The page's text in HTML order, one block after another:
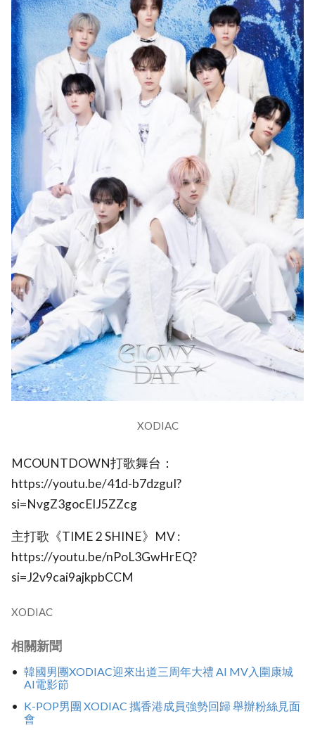
XODIAC
MCOUNTDOWN打歌舞台：
https://youtu.be/41d-b7dzguI?
si=NvgZ3gocElJ5ZZcg
主打歌《TIME 2 SHINE》MV :
https://youtu.be/nPoL3GwHrEQ?
si=J2v9cai9ajkpbCCM
XODIAC
相關新聞
韓國男團XODIAC迎來出道三周年大禮 AI MV入圍康城
AI電影節
K-POP男團 XODIAC 攜香港成員強勢回歸 舉辦粉絲見面
會